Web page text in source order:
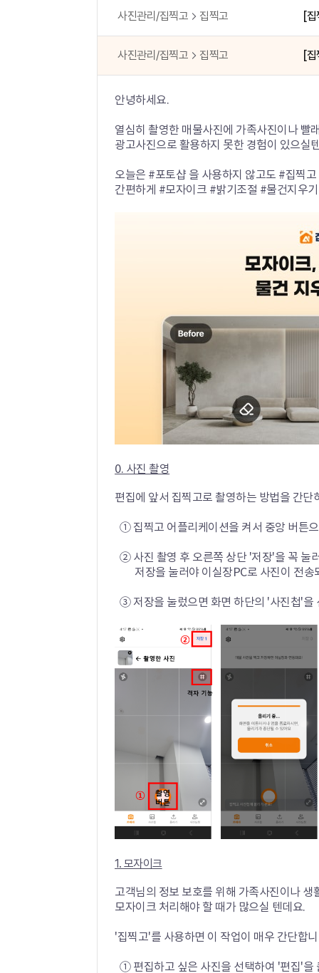
사진관리/집찍고 집찍고 [
사진관리/집찍고 집찍고 [
안녕하세요.
열심히 촬영한 매물사진에 가족사진이나 빨
광고사진으로 활용하지 못한 경험이 있으실
오늘은 #포토샵 을 사용하지 않고도 #집찍
간편하게 #모자이크 #밝기조절 #물건지우
0. 사진 촬영
편집에 앞서 집찍고로 촬영하는 방법을 간단
① 집찍고 어플리케이션을 켜서 중앙 버튼
② 사진 촬영 후 오른쪽 상단 '저장'을 꼭 눌
저장을 눌러야 이실장PC로 사진이 전송
③ 저장을 눌렀으면 화면 하단의 '사진첩'을
1. 모자이크
고객님의 정보 보호를 위해 가족사진이나 생
모자이크 처리해야 할 때가 많으실 텐데요.
'집찍고'를 사용하면 이 작업이 매우 간단합
① 편집하고 싶은 사진을 선택하여 '편집'을